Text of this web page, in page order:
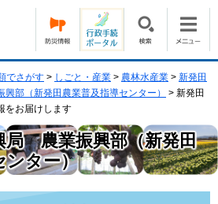
でさがす > しごと・産業 > 農林水産業 > 新発田
部（新発田農業普及指導センター）
> 新発田
をお届けします
局 農業振興部（新発田
ンター）